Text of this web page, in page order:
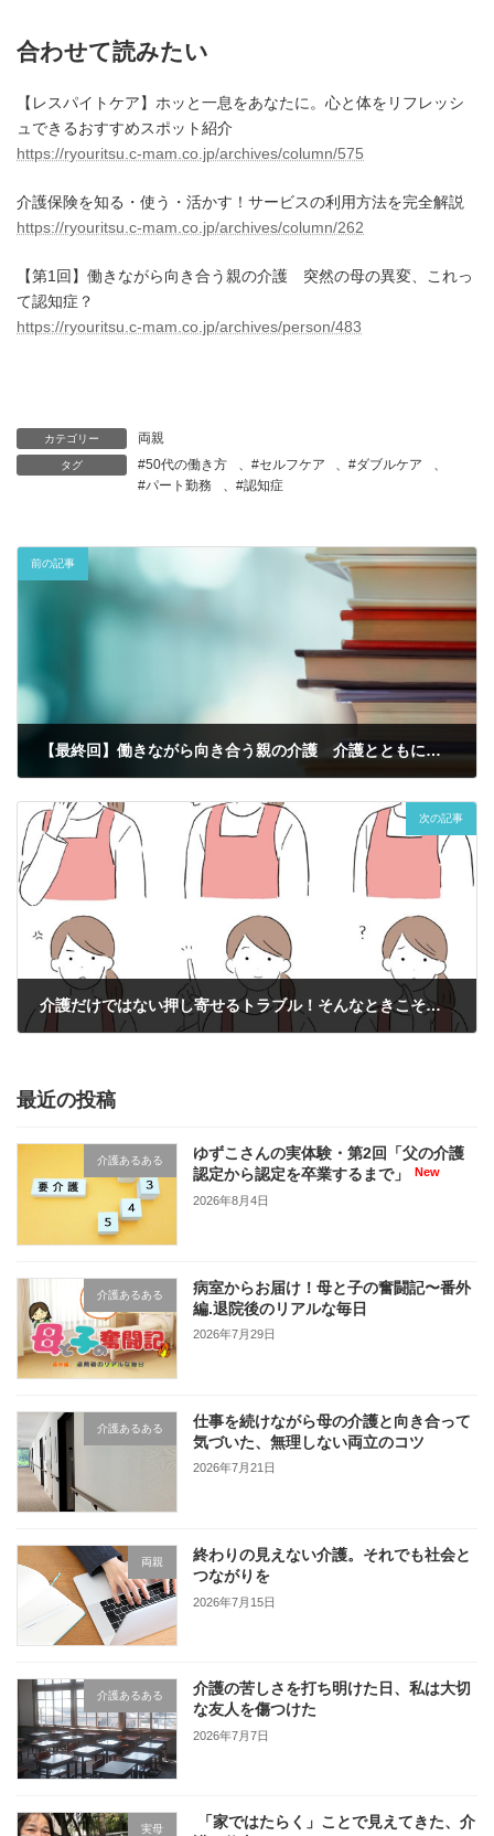
合わせて読みたい
【レスパイトケア】ホッと一息をあなたに。心と体をリフレッシ
ュできるおすすめスポット紹介
https://ryouritsu.c-mam.co.jp/archives/column/575
介護保険を知る・使う・活かす！サービスの利用方法を完全解説
https://ryouritsu.c-mam.co.jp/archives/column/262
【第1回】働きながら向き合う親の介護 突然の母の異変、これっ
て認知症？
https://ryouritsu.c-mam.co.jp/archives/person/483
カテゴリー 両親
タグ #50代の働き方 、 #セルフケア 、#ダブルケア
、
#パート勤務
、 #認知症
前の記事
【最終回】働きながら向き合う親の介護 介護とともに歩むこれから～
次の記事
介護だけではない押し寄せるトラブル！そんなときこそ仕事が救いになる
最近の投稿
介護あるある
ゆずこさんの実体験・第2回「父の介護
認定から認定を卒業するまで」
2026年8月4日
介護あるある
病室からお届け！母と子の奮闘記〜番外
編.退院後のリアルな毎日
2026年7月29日
介護あるある
仕事を続けながら母の介護と向き合って
気づいた、無理しない両立のコツ
2026年7月21日
両親
終わりの見えない介護。それでも社会と
つながりを
2026年7月15日
介護あるある
介護の苦しさを打ち明けた日、私は大切
な友人を傷つけた
2026年7月7日
実母
「家ではたらく」ことで見えてきた、介